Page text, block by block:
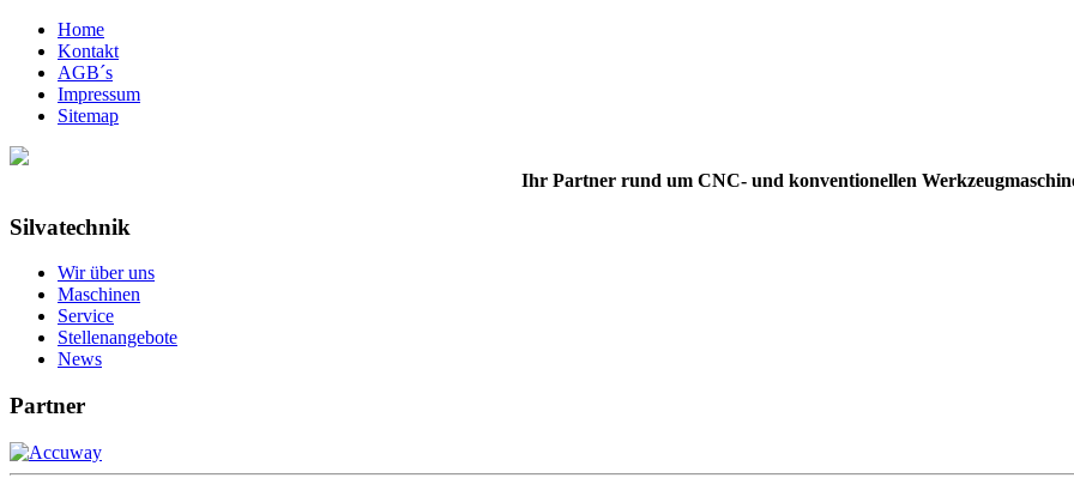
Home
Kontakt
AGB´s
Impressum
Sitemap
Ihr Partner rund um CNC- und konventionellen
Silvatechnik
Wir über uns
Maschinen
Service
Stellenangebote
News
Partner